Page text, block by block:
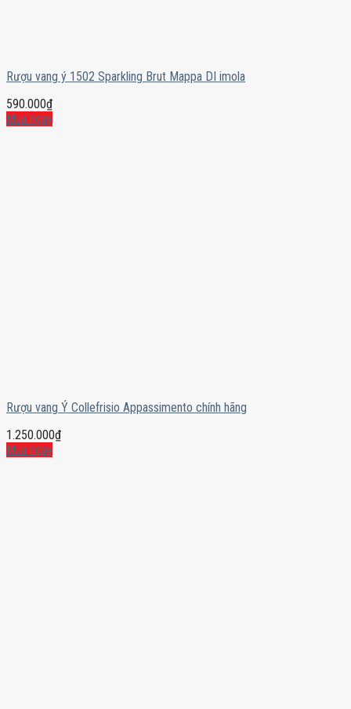
Rượu vang ý 1502 Sparkling Brut Mappa DI imola
590.000₫
Mua ngay
Rượu vang Ý Collefrisio Appassimento chính hãng
1.250.000₫
Mua ngay